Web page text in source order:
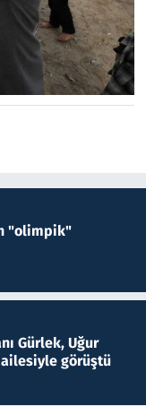
"olimpik"
Gürlek, Uğur
görüştü